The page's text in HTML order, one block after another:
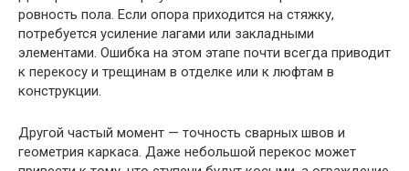
ровность пола. Если опора приходится на стяжку,
потребуется усиление лагами или закладными
элементами. Ошибка на этом этапе почти всегда приводит
к перекосу и трещинам в отделке или к люфтам в
конструкции.
Другой частый момент — точность сварных швов и
геометрия каркаса. Даже небольшой перекос может